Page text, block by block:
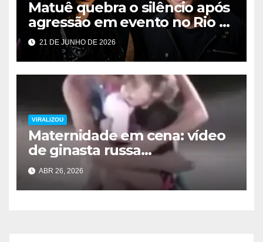
Matuê quebra o silêncio após
agressão em evento no Rio e
dispara contra Léo Dias:
“Você não é bem-vindo aqui”
21 DE JUNHO DE 2026
VIRALIZOU
Maternidade em cena: vídeo
de ginasta russa
emocionando com filha
viraliza no Dia das Mães
ABR 26, 2026